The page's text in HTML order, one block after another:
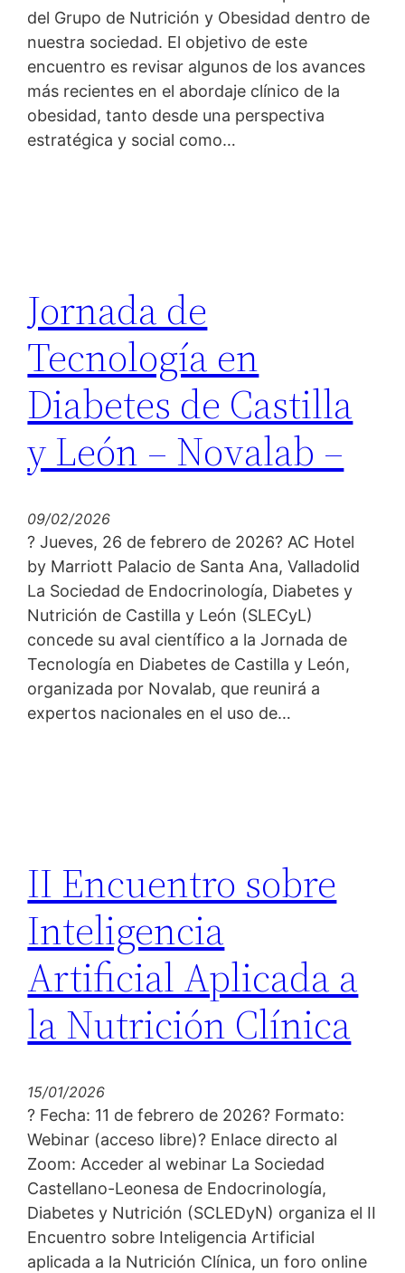
del Grupo de Nutrición y Obesidad dentro de
nuestra sociedad. El objetivo de este
encuentro es revisar algunos de los avances
más recientes en el abordaje clínico de la
obesidad, tanto desde una perspectiva
estratégica y social como…
Jornada de
Tecnología en
Diabetes de Castilla
y León – Novalab –
09/02/2026
? Jueves, 26 de febrero de 2026? AC Hotel
by Marriott Palacio de Santa Ana, Valladolid
La Sociedad de Endocrinología, Diabetes y
Nutrición de Castilla y León (SLECyL)
concede su aval científico a la Jornada de
Tecnología en Diabetes de Castilla y León,
organizada por Novalab, que reunirá a
expertos nacionales en el uso de…
II Encuentro sobre
Inteligencia
Artificial Aplicada a
la Nutrición Clínica
15/01/2026
? Fecha: 11 de febrero de 2026?️ Formato:
Webinar (acceso libre)? Enlace directo al
Zoom: Acceder al webinar La Sociedad
Castellano-Leonesa de Endocrinología,
Diabetes y Nutrición (SCLEDyN) organiza el II
Encuentro sobre Inteligencia Artificial
aplicada a la Nutrición Clínica, un foro online